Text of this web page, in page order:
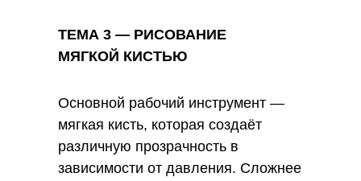
ТЕМА 3 — РИСОВАНИЕ
МЯГКОЙ КИСТЬЮ
Основной рабочий инструмент —
мягкая кисть, которая создаёт
различную прозрачность в
зависимости от давления. Сложнее